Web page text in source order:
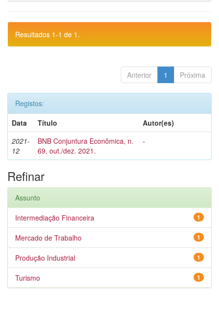
Resultados 1-1 de 1.
Anterior 1 Próxima
Registos:
Data
Título
Autor(es)
2021-
12
BNB Conjuntura Econômica, n.
69, out./dez. 2021.
-
Refinar
Assunto
1
Intermediação Financeira
1
Mercado de Trabalho
1
Produção Industrial
1
Turismo